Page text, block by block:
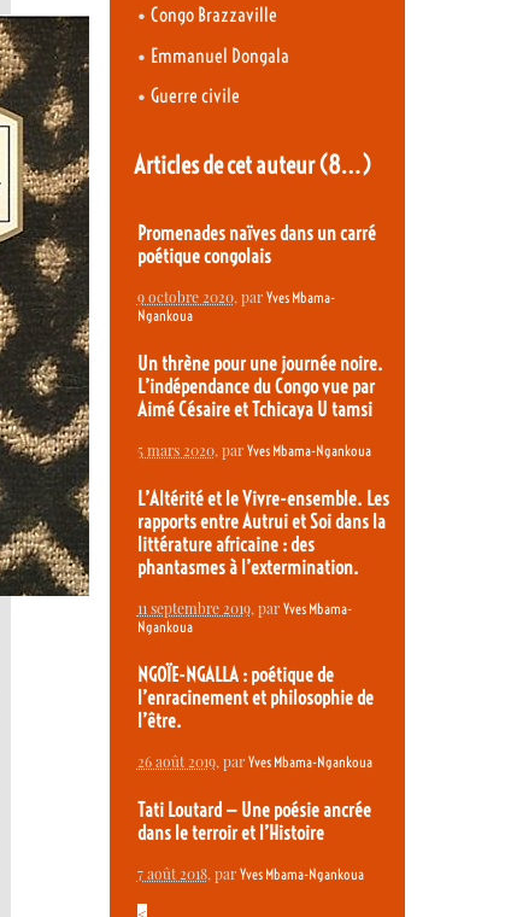
• Congo Brazzaville
• Emmanuel Dongala
• Guerre civile
Articles de cet auteur(8…)
Promenades naïves dans un carré
poétique congolais
9 octobre 2020, par Yves Mbama-
Ngankoua
Un thrène pour une journée noire.
L’indépendance du Congo vue par
Aimé Césaire et Tchicaya U tamsi
5 mars 2020, par Yves Mbama-Ngankoua
L’Altérité et le Vivre-ensemble. Les
rapports entre Autrui et Soi dans la
littérature africaine : des
phantasmes à l’extermination.
11 septembre 2019, par Yves Mbama-
Ngankoua
NGOÏE-NGALLA : poétique de
l’enracinement et philosophie de
l’être.
26 août 2019, par Yves Mbama-Ngankoua
Tati Loutard — Une poésie ancrée
dans le terroir et l’Histoire
7 août 2018, par Yves Mbama-Ngankoua